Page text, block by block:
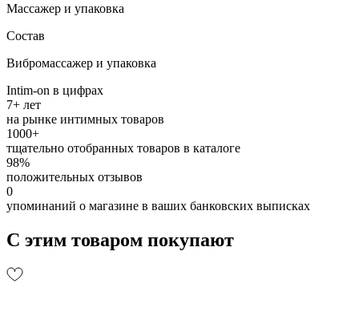
Массажер и упаковка
Состав
Вибромассажер и упаковка
Intim-on в цифрах
7+ лет
на рынке интимных товаров
1000+
тщательно отобранных товаров в каталоге
98%
положительных отзывов
0
упоминаний о магазине в ваших банковских выписках
С этим товаром покупают